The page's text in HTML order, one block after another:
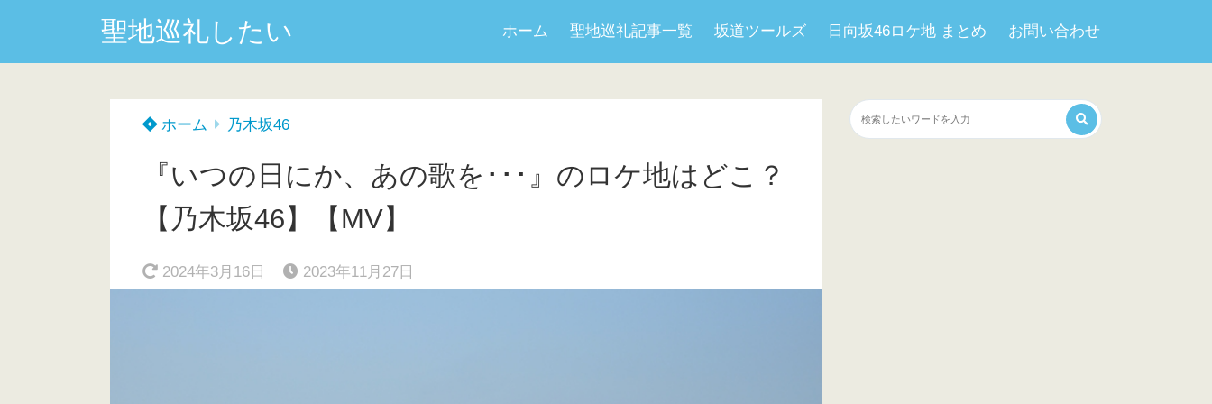
聖地巡礼したい ホーム 聖地巡礼記事一覧 坂道ツールズ 日向坂46ロケ地 まとめ お問い合わせ
ホーム 乃木坂46
『いつの日にか、あの歌を･･･』のロケ地はどこ？
【乃木坂46】【MV】
2024年3月16日 2023年11月27日